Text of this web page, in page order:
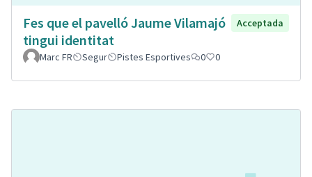
Fes que el pavelló Jaume Vilamajó
tingui identitat
Acceptada
Marc FR Segur Pistes Esportives 0 0